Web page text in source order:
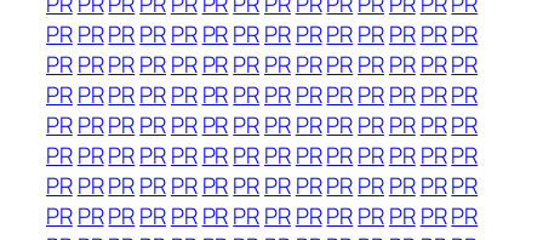
PRPRPRPRPR PRPRPRPRPRPRPR PRPR
PRPRPRPRPR PRPRPRPRPRPRPR PRPR
PRPRPRPRPR PRPRPRPRPRPRPR PRPR
PRPRPRPRPR PRPRPRPRPRPRPR PRPR
PRPRPRPRPR PRPRPRPRPRPRPR PRPR
PRPRPRPRPR PRPRPRPRPRPRPR PRPR
PRPRPRPRPR PRPRPRPRPRPRPR PRPR